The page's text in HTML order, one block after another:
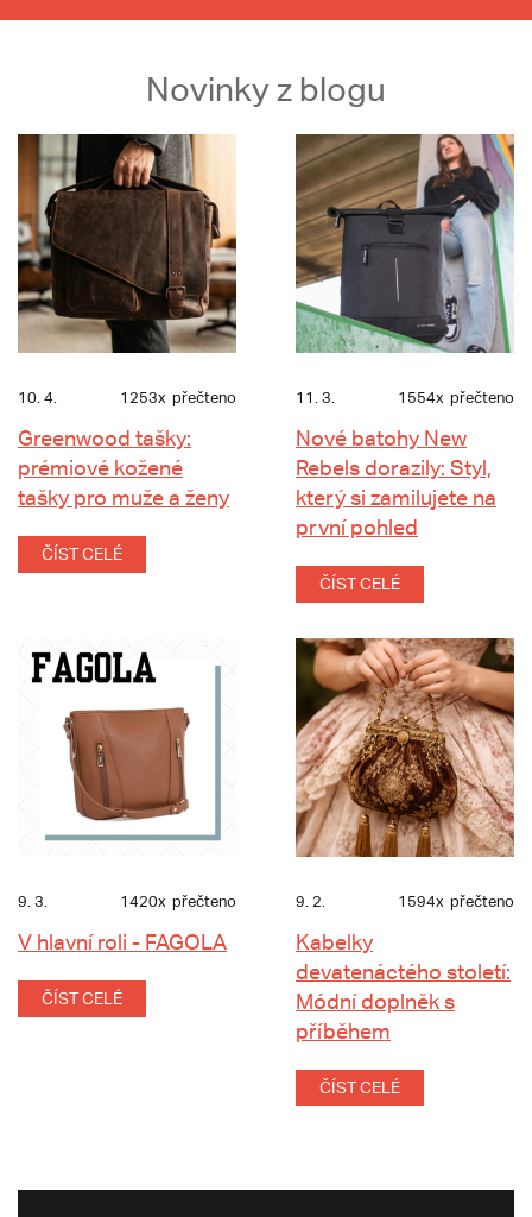
Novinky z blogu
10. 4. 1253x přečteno
Greenwood tašky:
prémiové kožené
tašky pro muže a ženy
ČÍST CELÉ
11. 3. 1554x přečteno
Nové batohy New
Rebels dorazily: Styl,
který si zamilujete na
první pohled
ČÍST CELÉ
9. 3. 1420x přečteno
V hlavní roli - FAGOLA
ČÍST CELÉ
9. 2. 1594x přečteno
Kabelky
devatenáctého století:
Módní doplněk s
příběhem
ČÍST CELÉ